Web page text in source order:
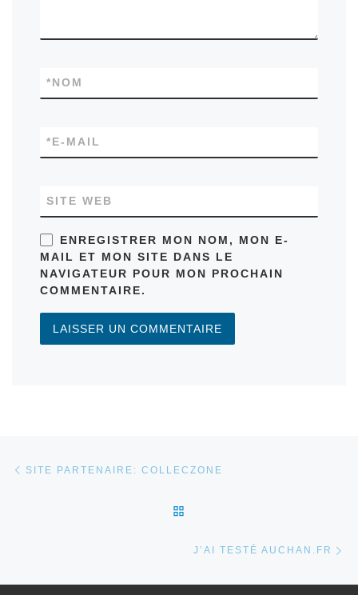
NOM
*
E-MAIL
*
SITE WEB
ENREGISTRER MON NOM, MON E-
MAIL ET MON SITE DANS LE
NAVIGATEUR POUR MON PROCHAIN
COMMENTAIRE.
Parcourir les articles
SITE PARTENAIRE: COLLECZONE
J’AI TESTÉ AUCHAN.FR